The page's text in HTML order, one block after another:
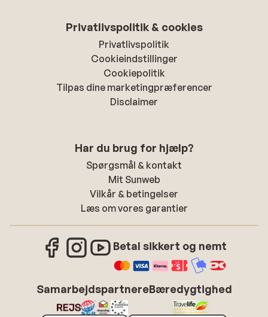
Privatlivspolitik & cookies
Privatlivspolitik
Cookieindstillinger
Cookiepolitik
Tilpas dine marketingpræferencer
Disclaimer
Har du brug for hjælp?
Spørgsmål & kontakt
Mit Sunweb
Vilkår & betingelser
Læs om vores garantier
Betal sikkert og nemt
SamarbejdspartnereBæredygtighed